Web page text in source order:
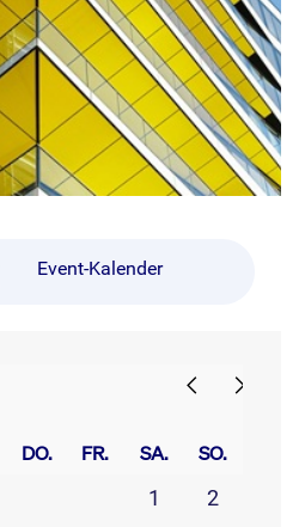
Event-Kalender
DO. FR. SA. SO.
1
2